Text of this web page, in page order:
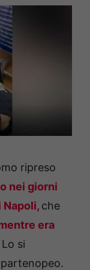
ripreso
nei giorni
Napoli, che
era
si